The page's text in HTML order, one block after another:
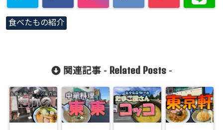
Undefined
matsu/gero-
matsu.net/p
食べたもの紹介
関連記事 - Related Posts-